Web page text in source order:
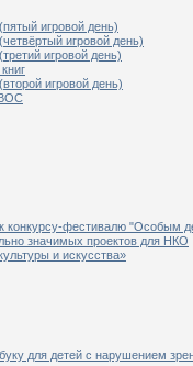
игровой день)
игровой день)
игровой день)
игровой день)
ВОС
конкурсу-фестивалю "Особым
значимых проектов для НКО
и искусства»
для детей с нарушением